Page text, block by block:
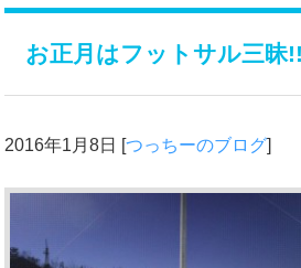
お正月はフットサル三昧!!
2016年1月8日 [つっちーのブログ]